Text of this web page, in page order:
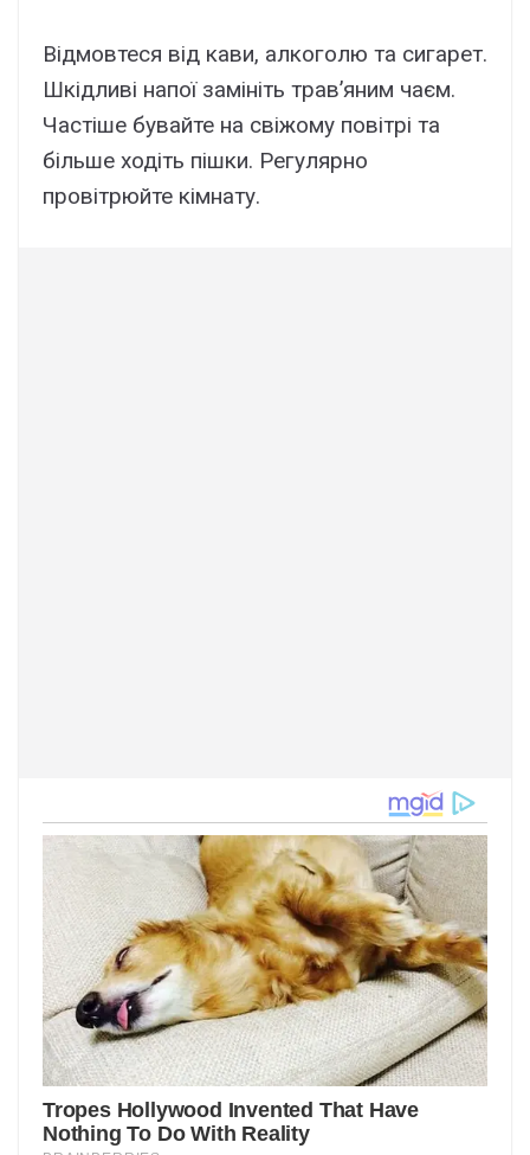
Відмовтеся від кави, алкоголю та сигарет.
Шкідливі напої замініть трав’яним чаєм.
Частіше бувайте на свіжому повітрі та
більше ходіть пішки. Регулярно
провітрюйте кімнату.